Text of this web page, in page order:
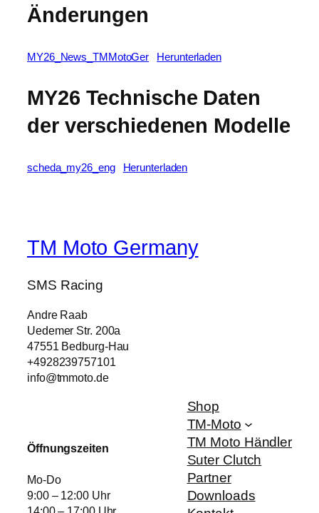
Änderungen
MY26_News_TMMotoGer Herunterladen
MY26 Technische Daten
der verschiedenen Modelle
scheda_my26_eng Herunterladen
TM Moto Germany
SMS Racing
Andre Raab
Uedemer Str. 200a
47551 Bedburg-Hau
+4928239757101
info@tmmoto.de
Öffnungszeiten
Mo-Do
9:00 – 12:00 Uhr
Shop
TM-Moto
TM Moto Händler
Suter Clutch
Partner
Downloads